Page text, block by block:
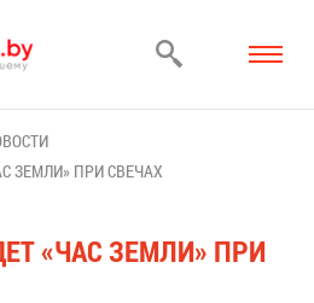
ЗЕМ­ЛИ» ПРИ СВЕ­ЧАХ
«ЧАС ЗЕМ­ЛИ» ПРИ